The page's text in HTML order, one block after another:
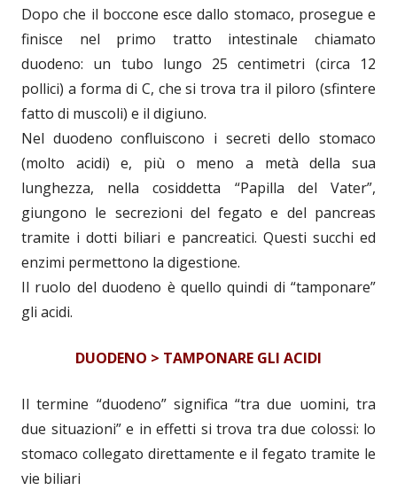
Dopo che il boccone esce dallo stomaco, prosegue e
finisce nel primo tratto intestinale chiamato
duodeno: un tubo lungo 25 centimetri (circa 12
pollici) a forma di C, che si trova tra il piloro (sfintere
fatto di muscoli) e il digiuno.
Nel duodeno confluiscono i secreti dello stomaco
(molto acidi) e, più o meno a metà della sua
lunghezza, nella cosiddetta “Papilla del Vater”,
giungono le secrezioni del fegato e del pancreas
tramite i dotti biliari e pancreatici. Questi succhi ed
enzimi permettono la digestione.
Il ruolo del duodeno è quello quindi di “tamponare”
gli acidi.
DUODENO > TAMPONARE GLI ACIDI
Il termine “duodeno” significa “tra due uomini, tra
due situazioni” e in effetti si trova tra due colossi: lo
stomaco collegato direttamente e il fegato tramite le
vie biliari